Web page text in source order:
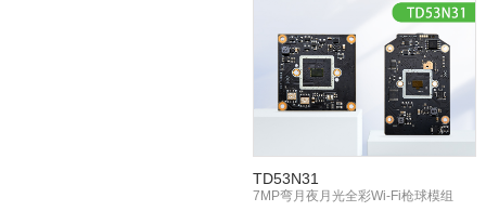
TD53N31
7MP弯月夜月光全彩Wi-Fi枪球模组